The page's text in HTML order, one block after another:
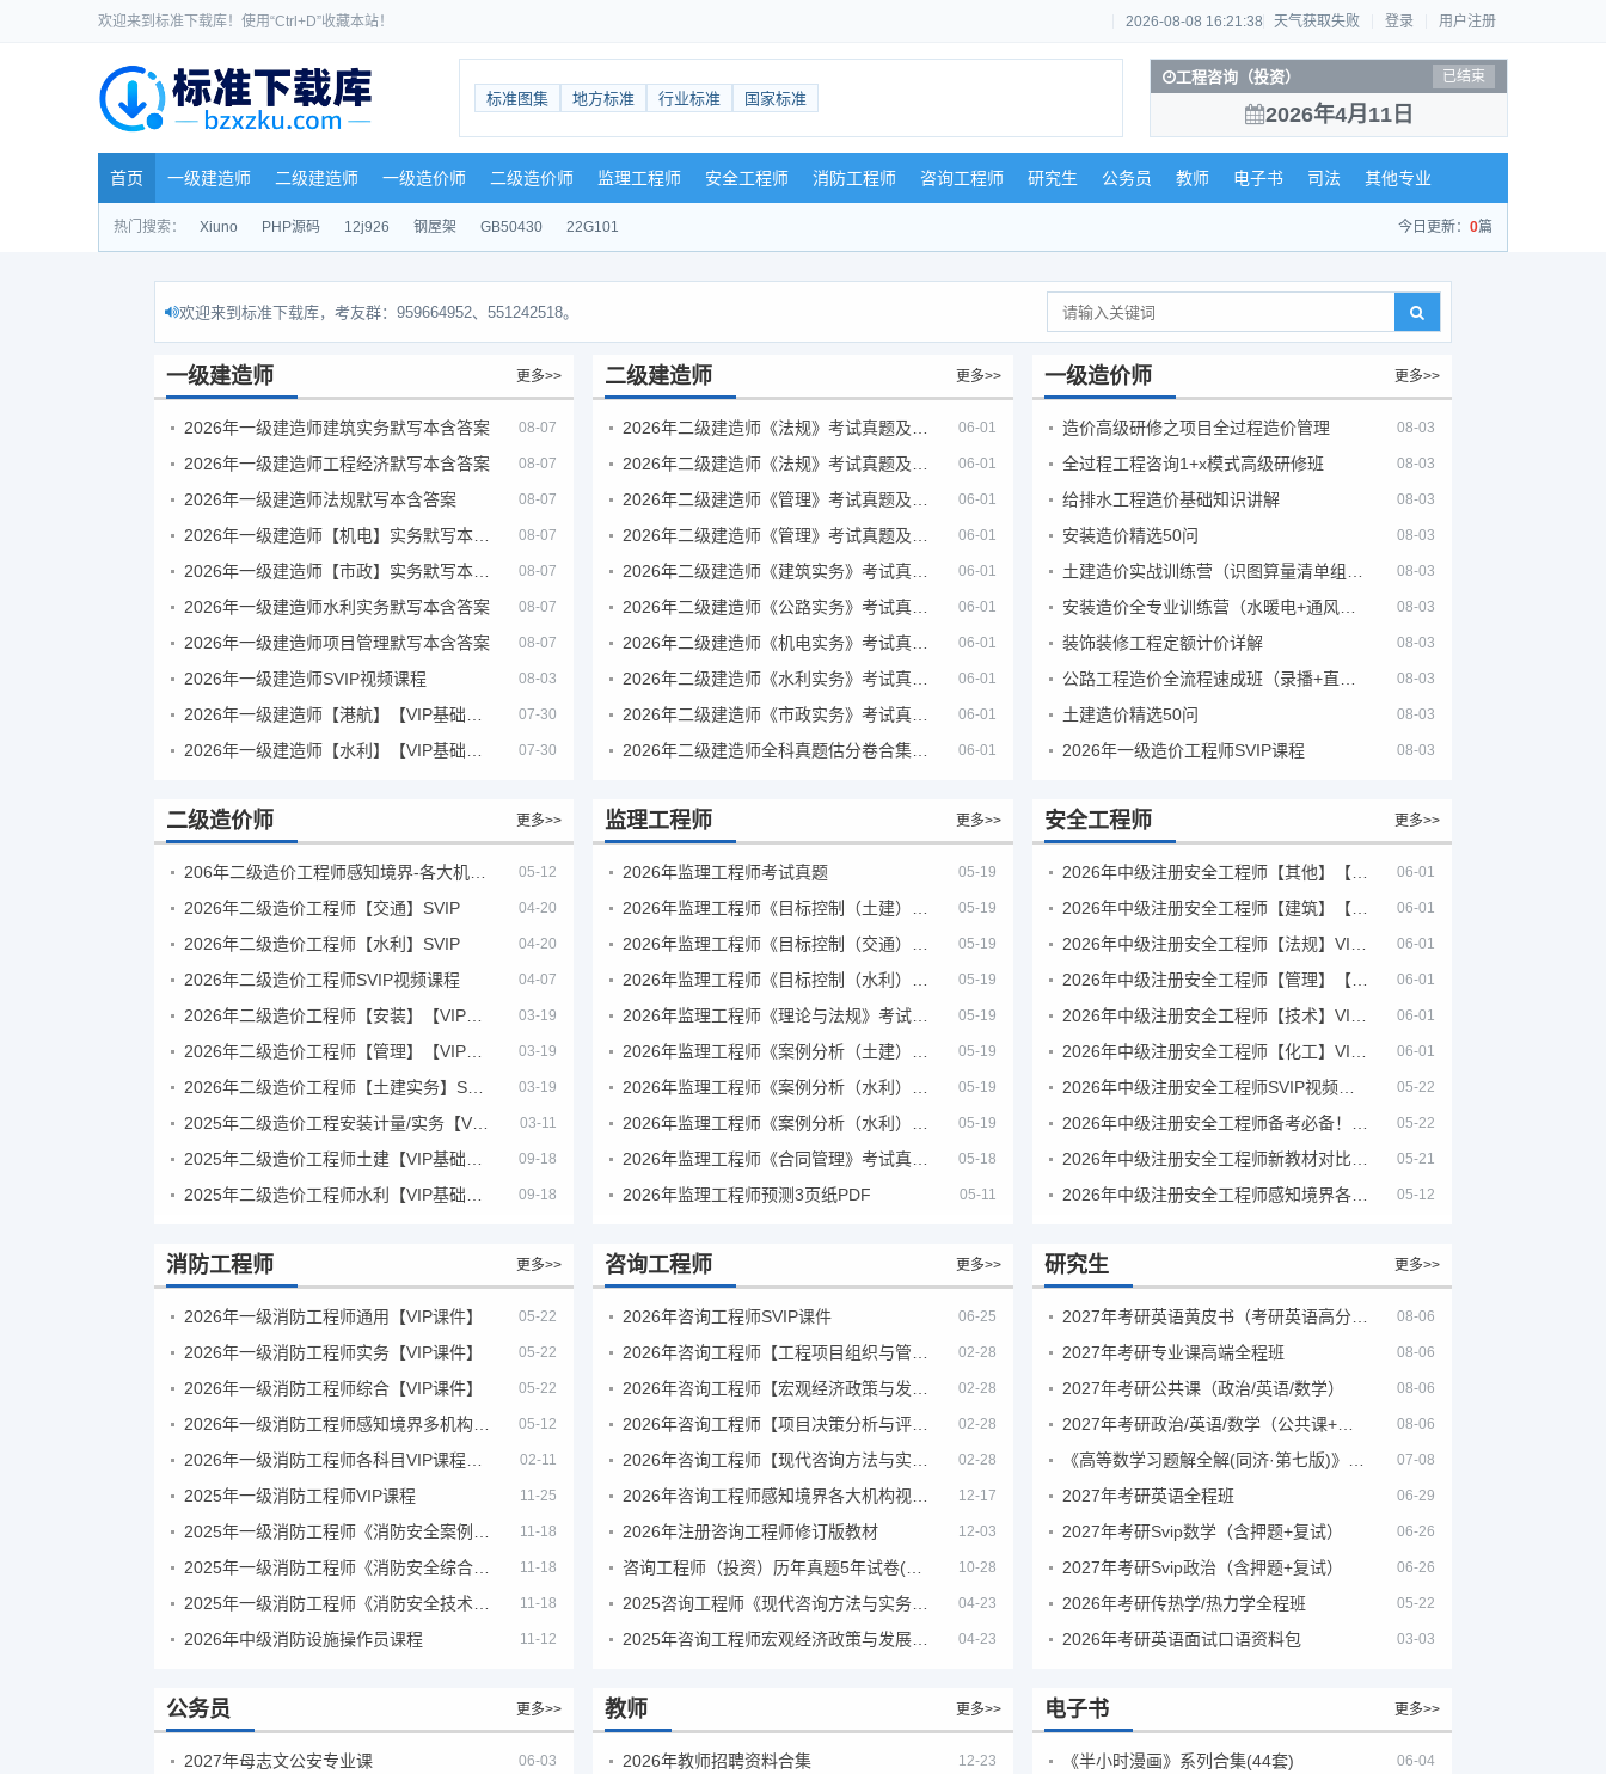
欢迎来到标准下载库！使用“Ctrl+D”收藏本站！ 2026-08-08 16:21:39 天气获取失败 登录 用户注册
标准图集 地方标准 行业标准 国家标准
工程咨询（投资） 已结束
2026年4月11日
首页 一级建造师 二级建造师 一级造价师 二级造价师 监理工程师 安全工程师 消防工程师 咨询工程师 研究生 公务员 教师 电子书 司法 其他专业
热门搜索： Xiuno PHP源码 12j926 钢屋架 GB50430 22G101 今日更新： 0篇
欢迎来到标准下载库，考友群：959664952、551242518。
一级建造师 更多>>
2026年一级建造师建筑实务默写本含答案 08-07
2026年一级建造师工程经济默写本含答案 08-07
2026年一级建造师法规默写本含答案 08-07
08-07
08-07
2026年一级建造师水利实务默写本含答案 08-07
2026年一级建造师项目管理默写本含答案 08-07
2026年一级建造师SVIP视频课程 08-03
07-30
07-30
二级建造师 更多>>
06-01
06-01
06-01
06-01
06-01
06-01
06-01
06-01
06-01
06-01
一级造价师 更多>>
造价高级研修之项目全过程造价管理 08-03
全过程工程咨询1+x模式高级研修班 08-03
给排水工程造价基础知识讲解 08-03
安装造价精选50问 08-03
08-03
08-03
装饰装修工程定额计价详解 08-03
08-03
土建造价精选50问 08-03
2026年一级造价工程师SVIP课程 08-03
二级造价师 更多>>
05-12
2026年二级造价工程师【交通】SVIP 04-20
2026年二级造价工程师【水利】SVIP 04-20
2026年二级造价工程师SVIP视频课程 04-07
03-19
03-19
03-19
03-11
09-18
09-18
监理工程师 更多>>
2026年监理工程师考试真题 05-19
05-19
05-19
05-19
05-19
05-19
05-19
05-19
05-18
2026年监理工程师预测3页纸PDF 05-11
安全工程师 更多>>
2026年中级注册安全工程师【其他】【VIP基础同步班】 06-01
2026年中级注册安全工程师【建筑】【VIP基础同步班】 06-01
06-01
2026年中级注册安全工程师【管理】【VIP基础同步班】 06-01
06-01
06-01
2026年中级注册安全工程师SVIP视频课程 05-22
05-22
05-21
2026年中级注册安全工程师感知境界各大机构课程 05-12
消防工程师 更多>>
2026年一级消防工程师通用【VIP课件】 05-22
2026年一级消防工程师实务【VIP课件】 05-22
2026年一级消防工程师综合【VIP课件】 05-22
05-12
02-11
2025年一级消防工程师VIP课程 11-25
11-18
11-18
11-18
2026年中级消防设施操作员课程 11-12
咨询工程师 更多>>
2026年咨询工程师SVIP课件 06-25
02-28
02-28
02-28
02-28
12-17
2026年注册咨询工程师修订版教材 12-03
10-28
04-23
04-23
研究生 更多>>
08-06
2027年考研专业课高端全程班 08-06
2027年考研公共课（政治/英语/数学） 08-06
2027年考研政治/英语/数学（公共课+专业课） 08-06
07-08
2027年考研英语全程班 06-29
2027年考研Svip数学（含押题+复试） 06-26
2027年考研Svip政治（含押题+复试） 06-26
2026年考研传热学/热力学全程班 05-22
2026年考研英语面试口语资料包 03-03
公务员 更多>>
2027年母志文公安专业课 06-03
教师 更多>>
2026年教师招聘资料合集 12-23
电子书 更多>>
《半小时漫画》系列合集(44套) 06-04